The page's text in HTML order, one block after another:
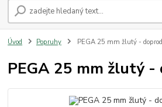
Úvod Popruhy PEGA 25 mm žlutý -
PEGA 25 mm žlutý -